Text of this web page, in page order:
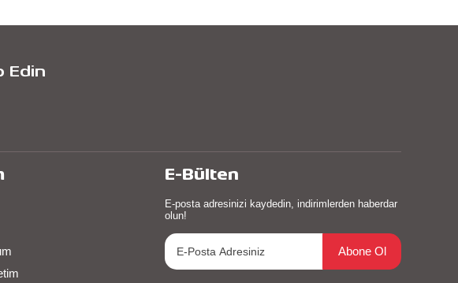
Edin
E-Bülten
E-posta adresinizi kaydedin, indirimlerden haberdar
olun!
Abone Ol